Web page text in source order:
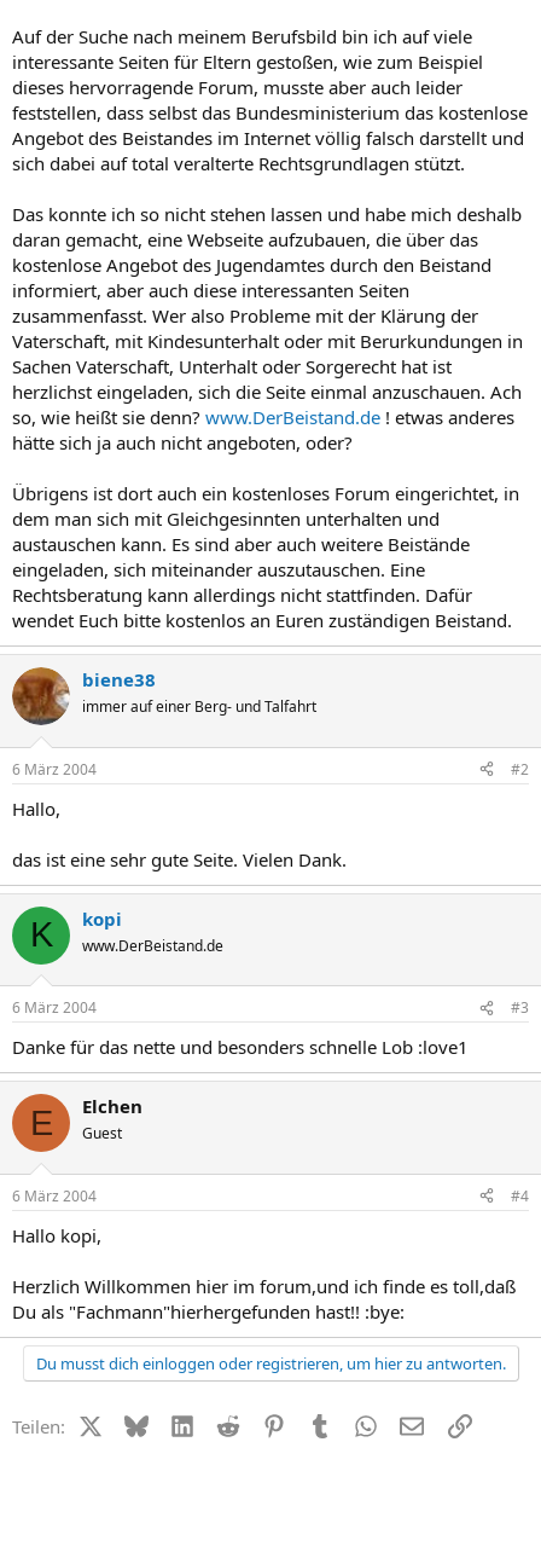
Auf der Suche nach meinem Berufsbild bin ich auf viele
interessante Seiten für Eltern gestoßen, wie zum Beispiel
dieses hervorragende Forum, musste aber auch leider
feststellen, dass selbst das Bundesministerium das kostenlose
Angebot des Beistandes im Internet völlig falsch darstellt und
sich dabei auf total veralterte Rechtsgrundlagen stützt.
Das konnte ich so nicht stehen lassen und habe mich deshalb
daran gemacht, eine Webseite aufzubauen, die über das
kostenlose Angebot des Jugendamtes durch den Beistand
informiert, aber auch diese interessanten Seiten
zusammenfasst. Wer also Probleme mit der Klärung der
Vaterschaft, mit Kindesunterhalt oder mit Berurkundungen in
Sachen Vaterschaft, Unterhalt oder Sorgerecht hat ist
herzlichst eingeladen, sich die Seite einmal anzuschauen. Ach
so, wie heißt sie denn? www.DerBeistand.de ! etwas anderes
hätte sich ja auch nicht angeboten, oder?
Übrigens ist dort auch ein kostenloses Forum eingerichtet, in
dem man sich mit Gleichgesinnten unterhalten und
austauschen kann. Es sind aber auch weitere Beistände
eingeladen, sich miteinander auszutauschen. Eine
Rechtsberatung kann allerdings nicht stattfinden. Dafür
wendet Euch bitte kostenlos an Euren zuständigen Beistand.
biene38
immer auf einer Berg- und Talfahrt
6 März 2004 #2
Hallo,
das ist eine sehr gute Seite. Vielen Dank.
K kopi
www.DerBeistand.de
6 März 2004 #3
Danke für das nette und besonders schnelle Lob :love1
E Elchen
Guest
6 März 2004 #4
Hallo kopi,
Herzlich Willkommen hier im forum,und ich finde es toll,daß
Du als "Fachmann"hierhergefunden hast!! :bye:
Du musst dich einloggen oder registrieren, um hier zu antworten.
Teilen: X (Twitter)
BlueskyLinkedIn
Reddit PinterestTumblr WhatsApp
E-MailLink